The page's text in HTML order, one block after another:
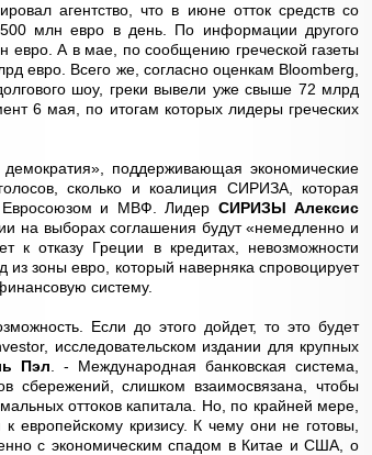
агентство, что в июне отток средств со
500 млн евро в день. По информации другого
евро. А в мае, по сообщению греческой газеты
евро. Всего же, согласно оценкам Bloomberg,
шоу, греки вывели уже свыше 72 млрд
6 мая, по итогам которых лидеры греческих
поддерживающая экономические
сколько и коалиция СИРИЗА, которая
Евросоюзом и МВФ. Лидер СИРИЗЫ Алексис
на выборах соглашения будут «немедленно и
к отказу Греции в кредитах, невозможности
зоны евро, который наверняка спровоцирует
систему.
Если до этого дойдет, то это будет
исследовательском издании для крупных
Пэл . - Международная банковская система,
сбережений, слишком взаимосвязана, чтобы
оттоков капитала. Но, по крайней мере,
европейскому кризису. К чему они не готовы,
с экономическим спадом в Китае и США, о